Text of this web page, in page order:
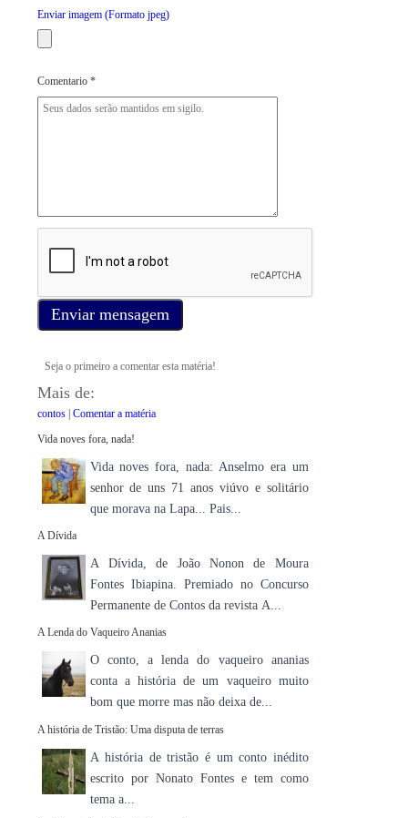
Enviar imagem (Formato jpeg)
Comentario *
Enviar mensagem
Seja o primeiro a comentar esta matéria!
Mais de:
contos| Comentar a matéria
Vida noves fora, nada!
Vida noves fora, nada: Anselmo era um
senhor de uns 71 anos viúvo e solitário
que morava na Lapa... Pais...
A Dívida
A Dívida, de João Nonon de Moura
Fontes Ibiapina. Premiado no Concurso
Permanente de Contos da revista A...
A Lenda do Vaqueiro Ananias
O conto, a lenda do vaqueiro ananias
conta a história de um vaqueiro muito
bom que morre mas não deixa de...
A história de Tristão: Uma disputa de terras
A história de tristão é um conto inédito
escrito por Nonato Fontes e tem como
tema a...